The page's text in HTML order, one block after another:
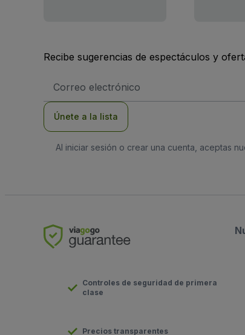
Recibe sugerencias de espectáculos y
de
Únete a la lista
Al iniciar sesión o crear una cuenta, aceptas
Controles de seguridad de primera
clase
Precios transparentes